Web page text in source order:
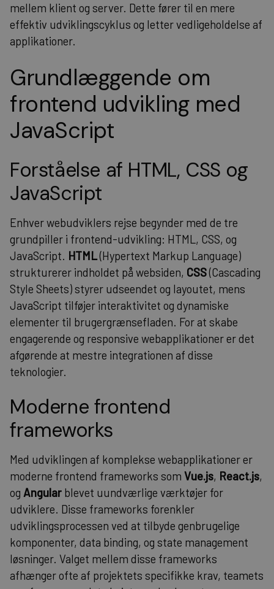
mellem klient og server. Dette fører til en mere
effektiv udviklingscyklus og letter vedligeholdelse af
applikationer.
Grundlæggende om
frontend udvikling med
JavaScript
Forståelse af HTML, CSS og
JavaScript
Enhver webudviklers rejse begynder med de tre
grundpiller i frontend-udvikling: HTML, CSS, og
JavaScript. HTML(Hypertext Markup Language)
strukturerer indholdet på websiden, CSS(Cascading
Style Sheets) styrer udseendet og layoutet, mens
JavaScript tilføjer interaktivitet og dynamiske
elementer til brugergrænsefladen. For at skabe
engagerende og responsive webapplikationer er det
afgørende at mestre integrationen af disse
teknologier.
Moderne frontend
frameworks
Med udviklingen af komplekse webapplikationer er
moderne frontend frameworks som Vue.js, React.js,
og Angular blevet uundværlige værktøjer for
udviklere. Disse frameworks forenkler
udviklingsprocessen ved at tilbyde genbrugelige
komponenter, data binding, og state management
løsninger. Valget mellem disse frameworks
afhænger ofte af projektets specifikke krav, teamets